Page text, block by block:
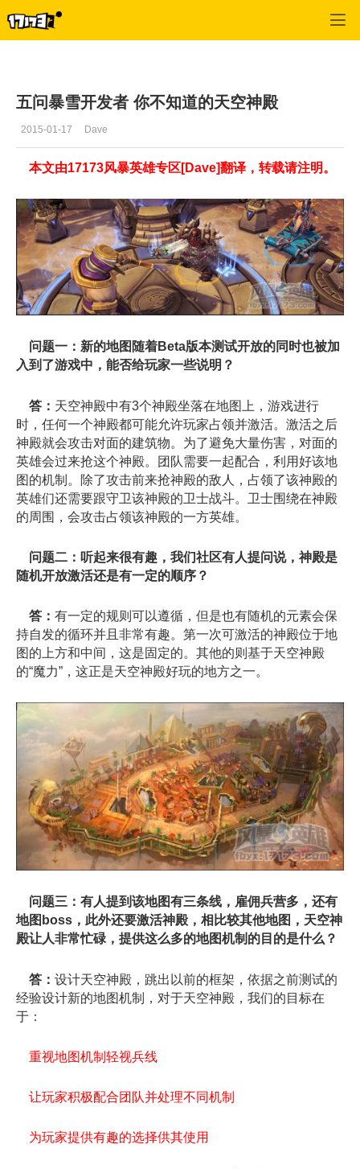
五问暴雪开发者 你不知道的天空神殿
2015-01-17 Dave
本文由17173风暴英雄专区[Dave]翻译，转载请注明。
问题一：新的地图随着Beta版本测试开放的同时也被加
入到了游戏中，能否给玩家一些说明？
答： 天空神殿中有3个神殿坐落在地图上，游戏进行
时，任何一个神殿都可能允许玩家占领并激活。激活之后
神殿就会攻击对面的建筑物。为了避免大量伤害，对面的
英雄会过来抢这个神殿。团队需要一起配合，利用好该地
图的机制。除了攻击前来抢神殿的敌人，占领了该神殿的
英雄们还需要跟守卫该神殿的卫士战斗。卫士围绕在神殿
的周围，会攻击占领该神殿的一方英雄。
问题二：听起来很有趣，我们社区有人提问说，神殿是
随机开放激活还是有一定的顺序？
答： 有一定的规则可以遵循，但是也有随机的元素会保
持自发的循环并且非常有趣。第一次可激活的神殿位于地
图的上方和中间，这是固定的。其他的则基于天空神殿
的“魔力”，这正是天空神殿好玩的地方之一。
问题三：有人提到该地图有三条线，雇佣兵营多，还有
地图boss，此外还要激活神殿，相比较其他地图，天空神
殿让人非常忙碌，提供这么多的地图机制的目的是什么？
答： 设计天空神殿，跳出以前的框架，依据之前测试的
经验设计新的地图机制，对于天空神殿，我们的目标在
于：
重视地图机制轻视兵线
让玩家积极配合团队并处理不同机制
为玩家提供有趣的选择供其使用